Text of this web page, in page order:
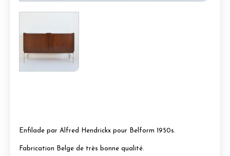
Enfilade par Alfred Hendrickx pour Belform 1950s.
Fabrication Belge de très bonne qualité.